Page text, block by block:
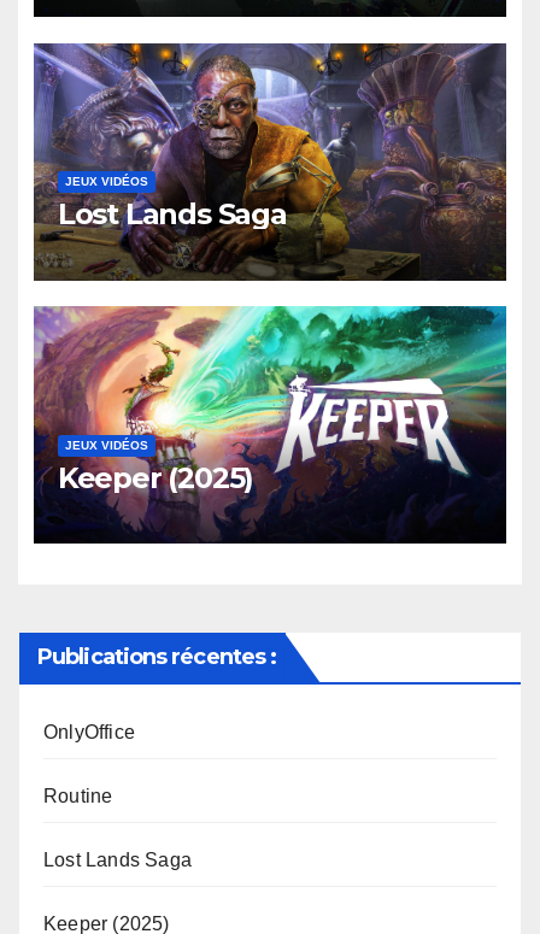
JEUX VIDÉOS
Lost Lands Saga
JEUX VIDÉOS
Keeper (2025)
Publications récentes :
OnlyOffice
Routine
Lost Lands Saga
Keeper (2025)